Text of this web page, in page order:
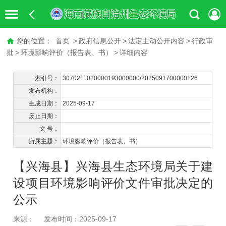
您的位置： 首页 > 政府信息公开 > 法定主动公开内容 > 行政审
批 > 环境影响评价（报告表、书） > 详细内容
索引号：
3070211020000193000000/2025091700000126
发布机构：
生成日期：
2025-09-17
废止日期：
文 号：
所属主题：
环境影响评价（报告表、书）
【兴海县】兴海县生态环境局关于建
设项目环境影响评价文件审批决定的
公示
来源： 发布时间：2025-09-17